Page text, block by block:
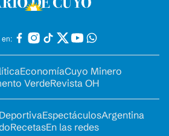
en:
EconomíaCuyo Minero
VerdeRevista OH
EspectáculosArgentina
RecetasEn las redes